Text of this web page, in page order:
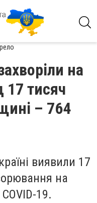
на
17 тисяч
– 764
виявили 17
на
COVID-19.